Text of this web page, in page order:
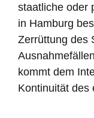
staatliche oder
in Hamburg
Zerrüttung des
kommt dem
Kontinuität des